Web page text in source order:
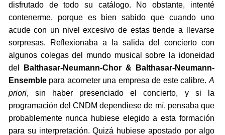
disfrutado de todo su catálogo. No obstante, intenté
contenerme, porque es bien sabido que cuando uno
acude con un nivel excesivo de estas tiende a llevarse
sorpresas. Reflexionaba a la salida del concierto con
algunos colegas del mundo musical sobre la idoneidad
del
Balthasar-Neumann-Chor & Balthasar-Neumann-
Ensemblepara acometer una empresa de este calibre. A
priori, sin haber presenciado el concierto, y si la
programación del CNDM dependiese de mí, pensaba que
probablemente nunca hubiese elegido a esta formación
para su interpretación. Quizá hubiese apostado por algo